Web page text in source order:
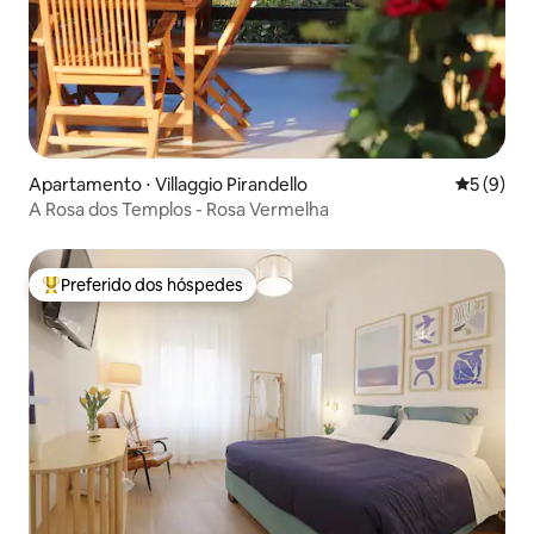
Apartamento ⋅ Villaggio Pirandello 5 de
5 (9)
A Rosa dos Templos - Rosa Vermelha
Entre os melhores preferidos dos hóspedes
Preferido dos hóspedes